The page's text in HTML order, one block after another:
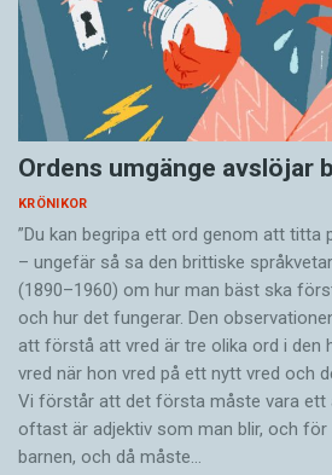
Ordens umgänge avslöjar
KRÖNIKOR
”Du kan begripa ett ord genom att titta
– ungefär så sa den brittiske
(1890–1960) om hur man bäst ska
och hur det fungerar. Den
att förstå att vred är tre olika ord i den
vred när hon vred på ett nytt vred och
Vi förstår att det första måste vara ett
oftast är adjektiv som man blir, och
barnen, och då måste…